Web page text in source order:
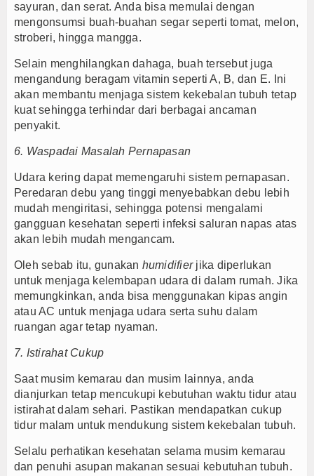
sayuran, dan serat. Anda bisa memulai dengan
mengonsumsi buah-buahan segar seperti tomat, melon,
stroberi, hingga mangga.
Selain menghilangkan dahaga, buah tersebut juga
mengandung beragam vitamin seperti A, B, dan E. Ini
akan membantu menjaga sistem kekebalan tubuh tetap
kuat sehingga terhindar dari berbagai ancaman
penyakit.
6. Waspadai Masalah Pernapasan
Udara kering dapat memengaruhi sistem pernapasan.
Peredaran debu yang tinggi menyebabkan debu lebih
mudah mengiritasi, sehingga potensi mengalami
gangguan kesehatan seperti infeksi saluran napas atas
akan lebih mudah mengancam.
Oleh sebab itu, gunakan humidifierjika diperlukan
untuk menjaga kelembapan udara di dalam rumah. Jika
memungkinkan, anda bisa menggunakan kipas angin
atau AC untuk menjaga udara serta suhu dalam
ruangan agar tetap nyaman.
7. Istirahat Cukup
Saat musim kemarau dan musim lainnya, anda
dianjurkan tetap mencukupi kebutuhan waktu tidur atau
istirahat dalam sehari. Pastikan mendapatkan cukup
tidur malam untuk mendukung sistem kekebalan tubuh.
Selalu perhatikan kesehatan selama musim kemarau
dan penuhi asupan makanan sesuai kebutuhan tubuh.